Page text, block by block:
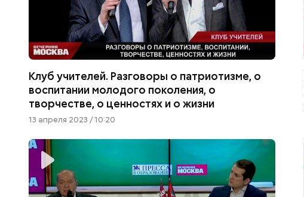
Клуб учителей. Разговоры о патриотизме, о
воспитании молодого поколения, о
творчестве, о ценностях и о жизни
13 апреля 2023 / 10:20